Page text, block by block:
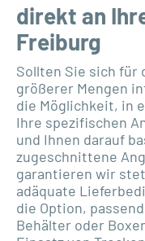
direkt an
Freiburg
Sollten Sie sich für
größerer Mengen
die Möglichkeit, in
Ihre spezifischen
und Ihnen darauf
zugeschnittene
garantieren wir
adäquate
die Option,
Behälter oder